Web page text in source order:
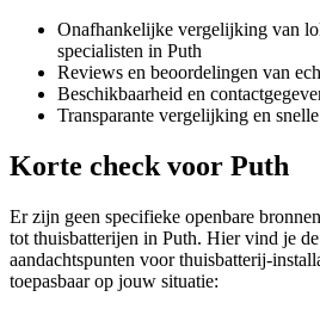
Onafhankelijke vergelijking van
specialisten in Puth
Reviews en beoordelingen van
Beschikbaarheid en
Transparante vergelijking en
Korte check voor Puth
Er zijn geen specifieke openbare
tot thuisbatterijen in Puth. Hier vind je
aandachtspunten voor thuisbatterij-
toepasbaar op jouw situatie: